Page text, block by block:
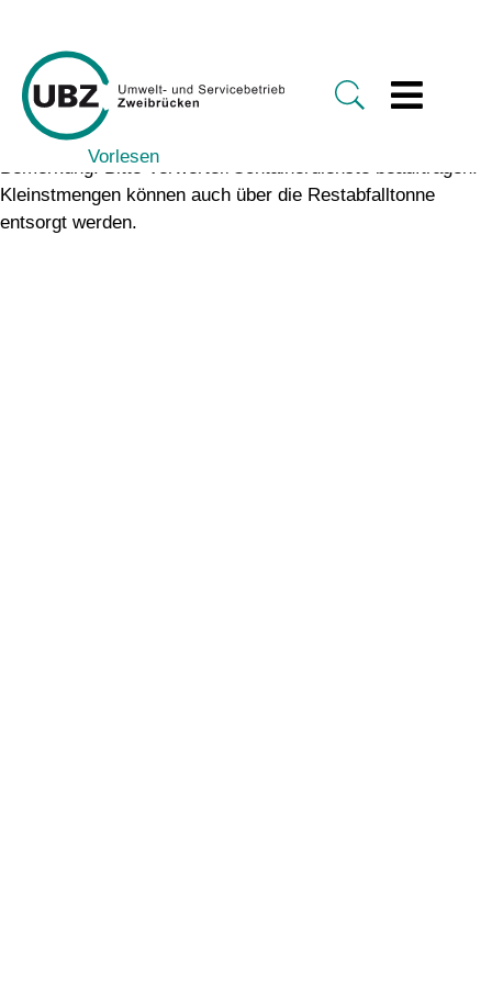
Vorlesen
Bemerkung: Bitte Verwerter/Containerdienste beauftragen.
Kleinstmengen können auch über die Restabfalltonne
entsorgt werden.